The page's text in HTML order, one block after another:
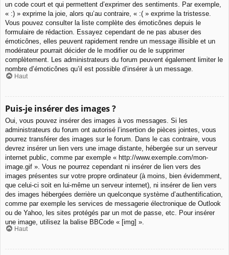
un code court et qui permettent d’exprimer des sentiments. Par exemple,
« :) » exprime la joie, alors qu’au contraire, « :( » exprime la tristesse.
Vous pouvez consulter la liste complète des émoticônes depuis le
formulaire de rédaction. Essayez cependant de ne pas abuser des
émoticônes, elles peuvent rapidement rendre un message illisible et un
modérateur pourrait décider de le modifier ou de le supprimer
complètement. Les administrateurs du forum peuvent également limiter le
nombre d’émoticônes qu’il est possible d’insérer à un message.
Haut
Puis-je insérer des images ?
Oui, vous pouvez insérer des images à vos messages. Si les
administrateurs du forum ont autorisé l’insertion de pièces jointes, vous
pourrez transférer des images sur le forum. Dans le cas contraire, vous
devrez insérer un lien vers une image distante, hébergée sur un serveur
internet public, comme par exemple « http://www.exemple.com/mon-
image.gif ». Vous ne pourrez cependant ni insérer de lien vers des
images présentes sur votre propre ordinateur (à moins, bien évidemment,
que celui-ci soit en lui-même un serveur internet), ni insérer de lien vers
des images hébergées derrière un quelconque système d’authentification,
comme par exemple les services de messagerie électronique de Outlook
ou de Yahoo, les sites protégés par un mot de passe, etc. Pour insérer
une image, utilisez la balise BBCode « [img] ».
Haut